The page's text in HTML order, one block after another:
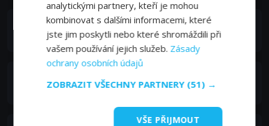
Salim Kéchiouche
Mme Chouquet
analytickými partnery, kteří je mohou
kombinovat s dalšími informacemi, které
jste jim poskytli nebo které shromáždili při
vašem používání jejich služeb. Zásady
ochrany osobních údajů
ZOBRAZIT VŠECHNY PARTNERY (51) →
VŠE PŘIJMOUT